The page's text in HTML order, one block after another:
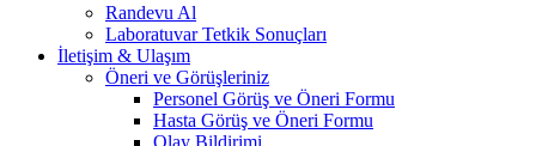
Randevu Al
Laboratuvar Tetkik Sonuçları
İletişim & Ulaşım
Öneri ve Görüşleriniz
Personel Görüş ve Öneri Formu
Hasta Görüş ve Öneri Formu
Olay Bildirimi